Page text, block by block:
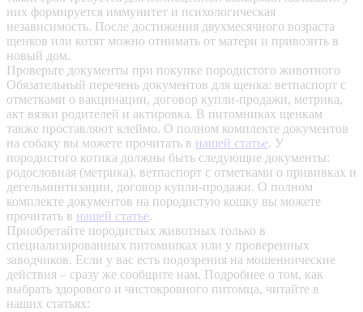
них формируется иммунитет и психологическая
независимость. После достижения двухмесячного возраста
щенков или котят можно отнимать от матери и привозить в
новый дом.
Проверьте документы при покупке породистого животного
Обязательный перечень документов для щенка: ветпаспорт с
отметками о вакцинации, договор купли-продажи, метрика,
акт вязки родителей и актировка. В питомниках щенкам
также проставляют клеймо. О полном комплекте документов
на собаку вы можете прочитать в нашей статье. У
породистого котика должны быть следующие документы:
родословная (метрика), ветпаспорт с отметками о прививках и
дегельминтизации, договор купли-продажи. О полном
комплекте документов на породистую кошку вы можете
прочитать в нашей статье.
Приобретайте породистых животных только в
специализированных питомниках или у проверенных
заводчиков. Если у вас есть подозрения на мошеннические
действия – сразу же сообщите нам. Подробнее о том, как
выбрать здорового и чистокровного питомца, читайте в
наших статьях: